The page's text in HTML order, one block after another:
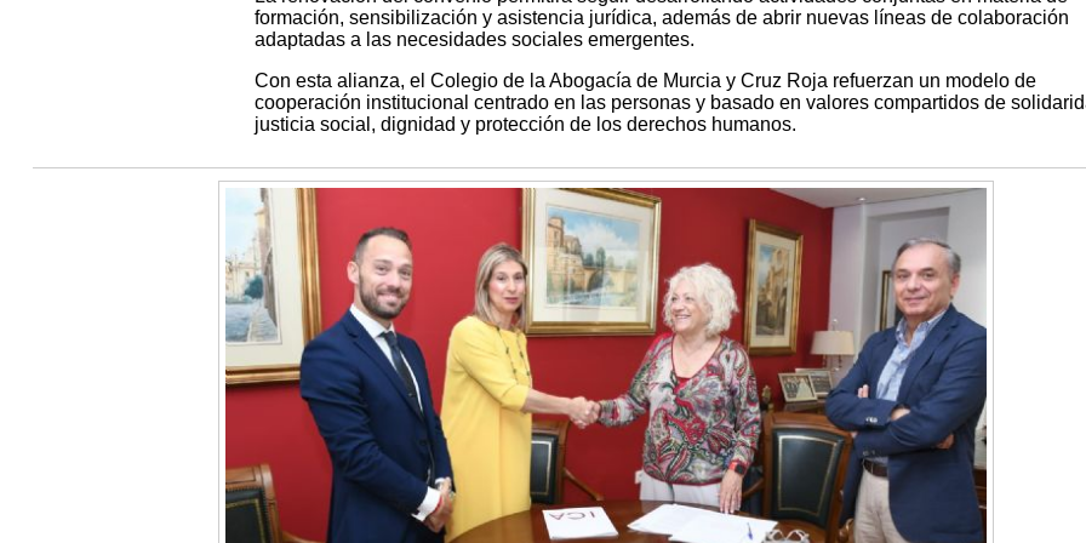
formación, sensibilización y asistencia jurídica, además de abrir nuevas líneas de colaboración
adaptadas a las necesidades sociales emergentes.
Con esta alianza, el Colegio de la Abogacía de Murcia y Cruz Roja refuerzan un modelo de
cooperación institucional centrado en las personas y basado en valores compartidos de
justicia social, dignidad y protección de los derechos humanos.